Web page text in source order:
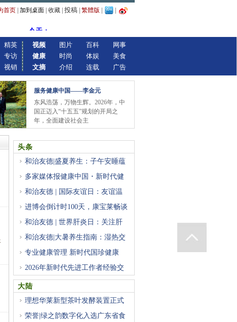
首页 加到桌面 收藏 投稿 繁體版
精英
专访
视销
视频
健康
文摘
图片
时尚
介绍
百科
体娱
连载
网事
美食
广告
服务健康中国——李金元
东风浩荡，万物生辉。2026年，中
国正迈入“十五五”规划的开局之
年，全面建设社会主
头条
和治友德|盛夏养生：子午安睡蕴
多家媒体报健康中国・新时代健
和治友德 | 国际友谊日：友谊温
进博会倒计时100天，康宝莱畅谈
和治友德 | 世界肝炎日：关注肝
和治友德|大暑养生指南：湿热交
专业健康管理 新时代国珍健康
2026年新时代先进工作者经验交
流
大陆
理想华莱新型茶叶发酵装置正式
荣誉|绿之韵数字化入选广东省食